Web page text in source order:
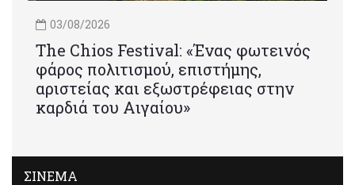
03/08/2026
Τhe Chios Festival: «Ένας φωτεινός
φάρος πολιτισμού, επιστήμης,
αριστείας και εξωστρέφειας στην
καρδιά του Αιγαίου»
ΣΙΝΕΜΑ